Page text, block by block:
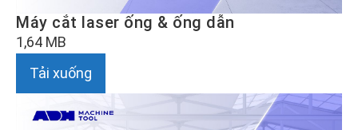
Máy cắt laser ống & ống dẫn
1,64 MB
Tải xuống